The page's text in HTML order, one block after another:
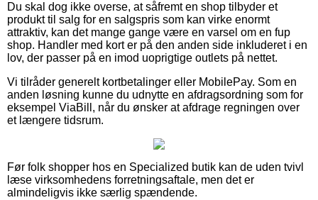
Du skal dog ikke overse, at såfremt en shop tilbyder et
produkt til salg for en salgspris som kan virke enormt
attraktiv, kan det mange gange være en varsel om en fup
shop. Handler med kort er på den anden side inkluderet i en
lov, der passer på en imod uoprigtige outlets på nettet.
Vi tilråder generelt kortbetalinger eller MobilePay. Som en
anden løsning kunne du udnytte en afdragsordning som for
eksempel ViaBill, når du ønsker at afdrage regningen over
et længere tidsrum.
Før folk shopper hos en Specialized butik kan de uden tvivl
læse virksomhedens forretningsaftale, men det er
almindeligvis ikke særlig spændende.